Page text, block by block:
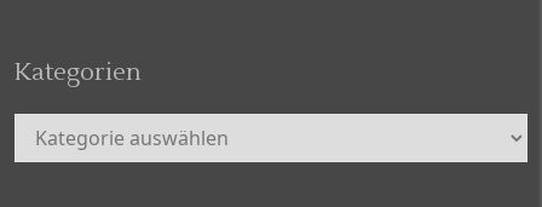
Kategorien
Kategorien